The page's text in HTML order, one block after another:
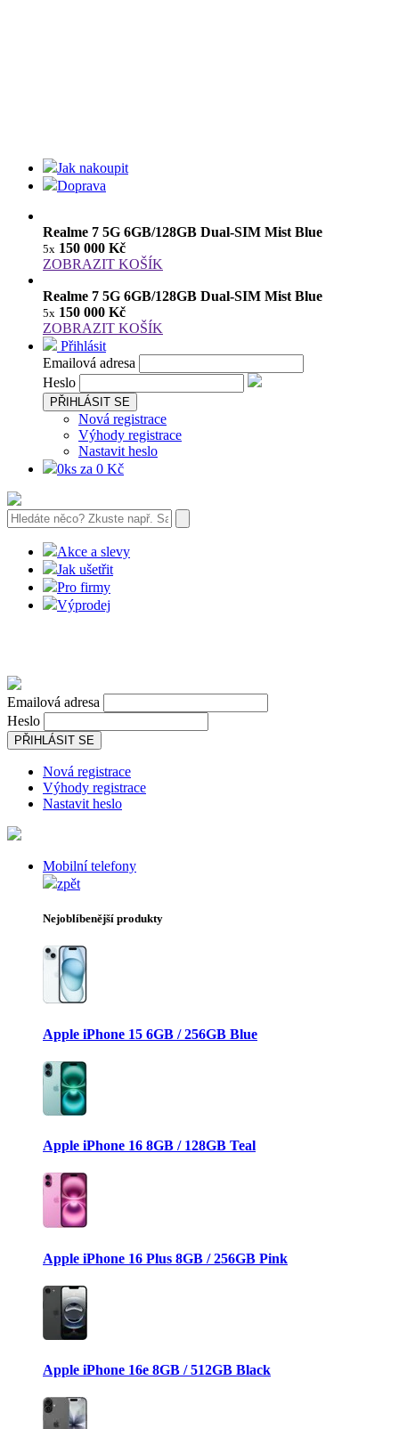
Jak nakoupit
Doprava
Realme 7 5G 6GB/128GB Dual-SIM Mist Blue
5x 150 000 Kč
ZOBRAZIT KOŠÍK
Realme 7 5G 6GB/128GB Dual-SIM Mist Blue
5x 150 000 Kč
ZOBRAZIT KOŠÍK
Přihlásit
Emailová adresa
Heslo
PŘIHLÁSIT SE
Nová registrace
Výhody registrace
Nastavit heslo
0ks za 0 Kč
Akce a slevy
Jak ušetřit
Pro firmy
Výprodej
Emailová adresa
Heslo
PŘIHLÁSIT SE
Nová registrace
Výhody registrace
Nastavit heslo
Mobilní telefony
zpět
Nejoblíbenější produkty
Apple iPhone 15 6GB / 256GB Blue
Apple iPhone 16 8GB / 128GB Teal
Apple iPhone 16 Plus 8GB / 256GB Pink
Apple iPhone 16e 8GB / 512GB Black